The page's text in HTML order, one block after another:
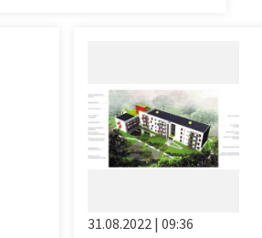
31.08.2022 | 09:36